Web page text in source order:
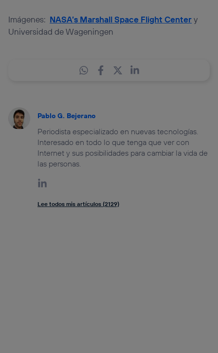
Imágenes: NASA’s Marshall Space Flight Centery
Universidad de Wageningen
Pablo G. Bejerano
Periodista especializado en nuevas tecnologías.
Interesado en todo lo que tenga que ver con
Internet y sus posibilidades para cambiar la vida de
las personas.
Lee todos mis artículos (2129)